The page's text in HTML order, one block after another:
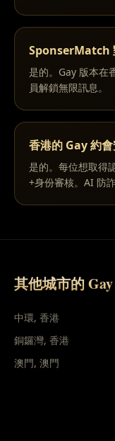
SponserMatch
是的。Gay 版本在
員解鎖無限訊息。
香港的 Gay 約
是的。每位想取得
+身份審核。AI 防
其他城市的
中環, 香港
銅鑼灣, 香港
澳門, 澳門